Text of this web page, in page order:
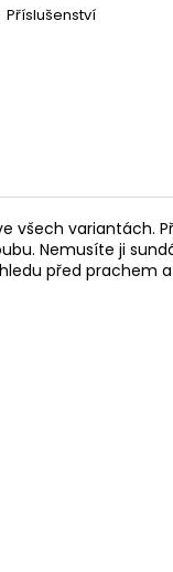
Příslušenství
všech variantách.
Nemusíte ji
před prachem